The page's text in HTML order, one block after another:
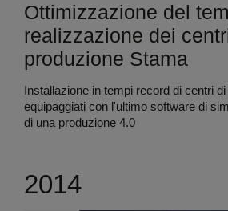
Ottimizzazione del
realizzazione dei
produzione Stama
Installazione in tempi record di centri
equipaggiati con l'ultimo software di
di una produzione 4.0
2014